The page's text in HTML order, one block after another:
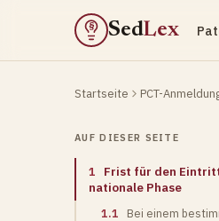
§ SedLex
Startseite PCT-
AUF DIESER SEITE
1
Frist für den
nationale Phase
1.1 Bei einem